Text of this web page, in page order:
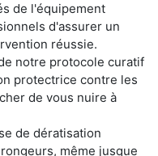
de l'équipement
d'assurer un
réussie.
notre protocole curatif
protectrice contre les
de vous nuire à
de dératisation
même jusque